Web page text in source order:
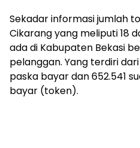
Sekadar informasi jumlah
Cikarang yang meliputi 18
ada di Kabupaten Bekasi
pelanggan. Yang terdiri
paska bayar dan 652.541
bayar (token).